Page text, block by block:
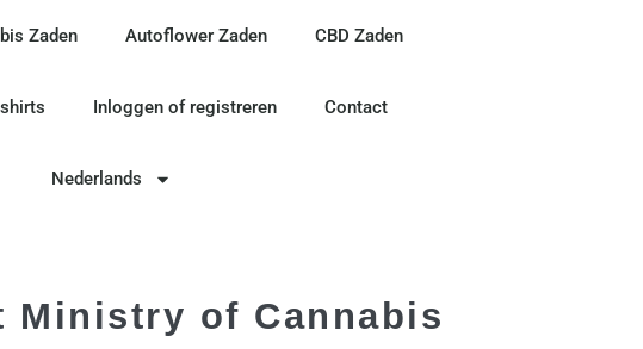
Zaden Autoflower Zaden CBD Zaden
Inloggen of registreren Contact
Nederlands
Ministry of Cannabis